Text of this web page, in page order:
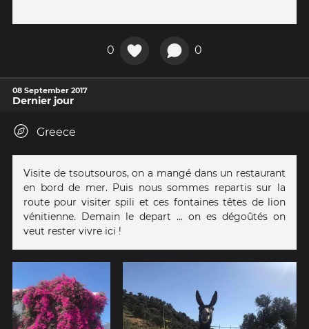
0 0
08 September 2017
Dernier jour
Greece
Visite de tsoutsouros, on a mangé dans un restaurant
en bord de mer. Puis nous sommes repartis sur la
route pour visiter spili et ces fontaines têtes de lion
vénitienne. Demain le depart ... on es dégoûtés on
veut rester vivre ici !